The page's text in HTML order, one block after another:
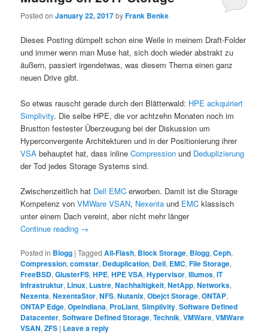
Posted onJanuary 22, 2017byFrank Benke
Dieses Posting dümpelt schon eine Weile in meinem Draft-Folder
und immer wenn man Muse hat, sich doch wieder abstrakt zu
äußern, passiert irgendetwas, was diesem Thema einen ganz
neuen Drive gibt.
So etwas rauscht gerade durch den Blätterwald: HPE ackquiriert
Simplivity. Die selbe HPE, die vor achtzehn Monaten noch im
Brustton festester Überzeugung bei der Diskussion um
Hyperconvergente Architekturen und in der Positionierung ihrer
VSA behauptet hat, dass inlineCompression und Deduplizierung
der Tod jedes Storage Systems sind.
Zwischenzeitlich hat Dell EMC erworben. Damit ist die Storage
Kompetenz vonVMWare VSAN, Nexenta und EMC klassisch
unter einem Dach vereint, aber nicht mehr länger
Continue reading →
Posted in Blogg |Tagged All-Flash, Block Storage, Blogg,Ceph,
Compression,comstar, Deduplication, Dell, EMC,File Storage,
FreeBSD,GlusterFS,HPE,HPE VSA,Hypervisor,Illumos,IT
Infrastruktur, Linux, Lustre,Nachhaltigkeit,NetApp,Networks,
Nexenta,NexentaStor,NFS,Nutanix,Obejct Storage,ONTAP,
ONTAP Edge,Opeindiana, ProLiant,Simplivity,Software Defined
Datacenter,Software Defined Storage,Technik,VMWare,VMWare
VSAN,ZFS | Leave a reply